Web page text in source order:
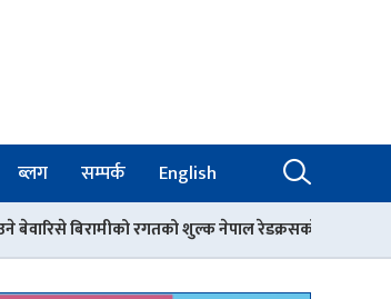
ब्लग सम्पर्क English
शुल्क नेपाल रेडक्रसको काठमाडौँ जिल्ला शाखाले बेहोर्ने